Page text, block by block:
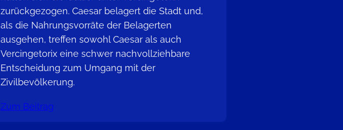
zurückgezogen. Caesar belagert die Stadt und,
als die Nahrungsvorräte der Belagerten
ausgehen, treffen sowohl Caesar als auch
Vercingetorix eine schwer nachvollziehbare
Entscheidung zum Umgang mit der
Zivilbevölkerung.
Zum Beitrag